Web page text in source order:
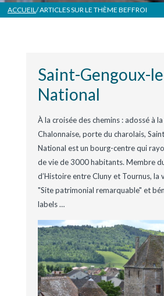
ACCUEIL/ ARTICLES SUR LE THÈME BEFFROI
Saint-Gengoux-
National
À la croisée des chemins : adossé à
Chalonnaise, porte du charolais,
National est un bourg-centre qui
de vie de 3000 habitants. Membre
d’Histoire entre Cluny et Tournus, la
"Site patrimonial remarquable" et
labels…